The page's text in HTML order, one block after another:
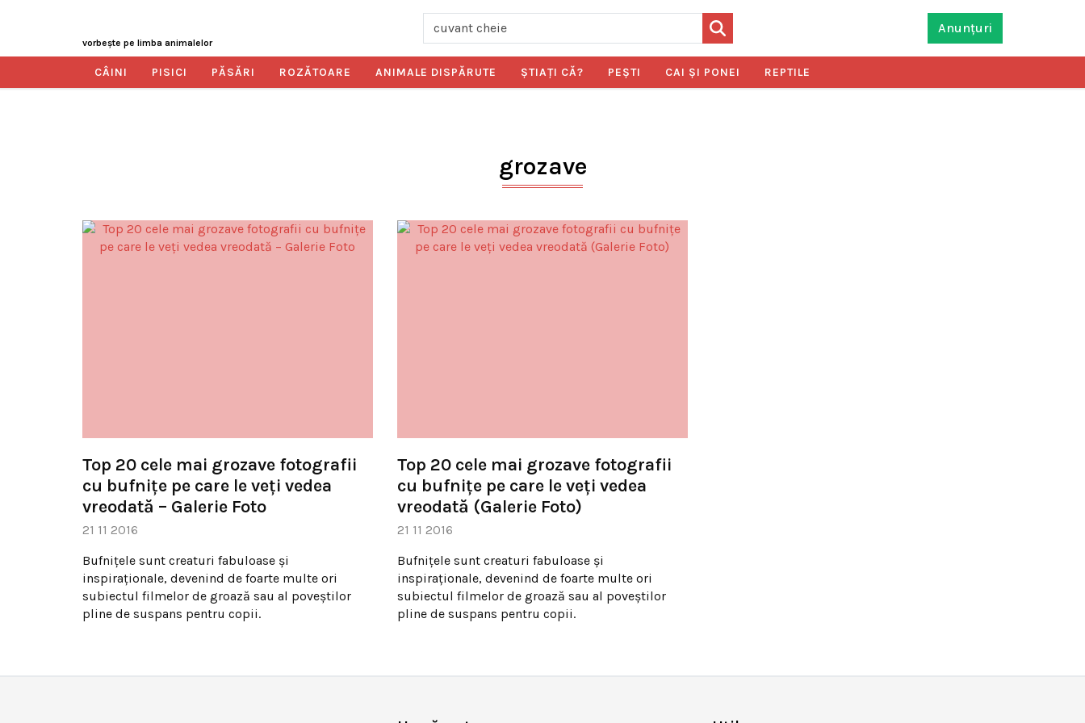
vorbeşte pe limba animalelor
Anunțuri
CÂINI PISICI PĂSĂRI ROZĂTOARE ANIMALE DISPĂRUTE ŞTIAŢI CĂ? PEŞTI CAI ŞI PONEI REPTILE
grozave
Top 20 cele mai grozave fotografii
cu bufniţe pe care le veţi vedea
vreodată – Galerie Foto
21 11 2016
Bufniţele sunt creaturi fabuloase şi
inspiraţionale, devenind de foarte multe ori
subiectul filmelor de groază sau al poveştilor
pline de suspans pentru copii.
Top 20 cele mai grozave fotografii
cu bufniţe pe care le veţi vedea
vreodată (Galerie Foto)
21 11 2016
Bufniţele sunt creaturi fabuloase şi
inspiraţionale, devenind de foarte multe ori
subiectul filmelor de groază sau al poveştilor
pline de suspans pentru copii.